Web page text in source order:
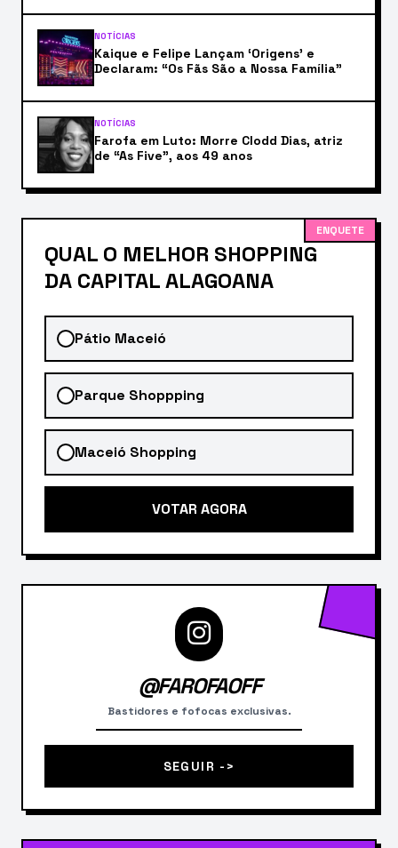
NOTÍCIAS
Kaique e Felipe Lançam ‘Origens’ e
Declaram: “Os Fãs São a Nossa Família”
NOTÍCIAS
Farofa em Luto: Morre Clodd Dias, atriz
de “As Five”, aos 49 anos
ENQUETE
QUAL O MELHOR SHOPPING
DA CAPITAL ALAGOANA
Pátio Maceió
Parque Shoppping
Maceió Shopping
VOTAR AGORA
@FAROFAOFF
Bastidores e fofocas exclusivas.
SEGUIR ->